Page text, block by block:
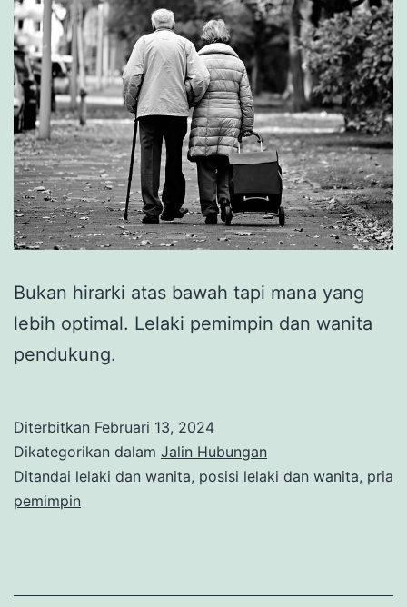
Bukan hirarki atas bawah tapi mana yang
lebih optimal. Lelaki pemimpin dan wanita
pendukung.
Diterbitkan Februari 13, 2024
Dikategorikan dalam Jalin Hubungan
Ditandai lelaki dan wanita, posisi lelaki dan wanita, pria
pemimpin